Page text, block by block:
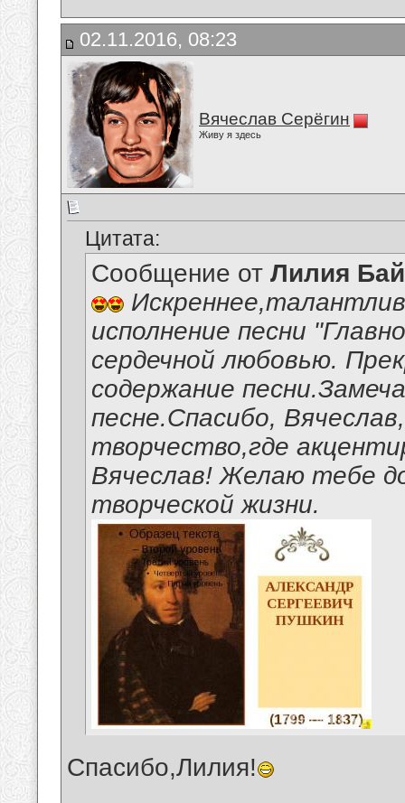
02.11.2016, 08:23
Вячеслав Серёгин
Живу я здесь
Цитата:
Сообщение от Лилия
исполнение песни
сердечной любовью.
содержание
песне.Спасибо,
творчество,где
Вячеслав! Желаю тебе
творческой жизни.
Спасибо,Лилия!